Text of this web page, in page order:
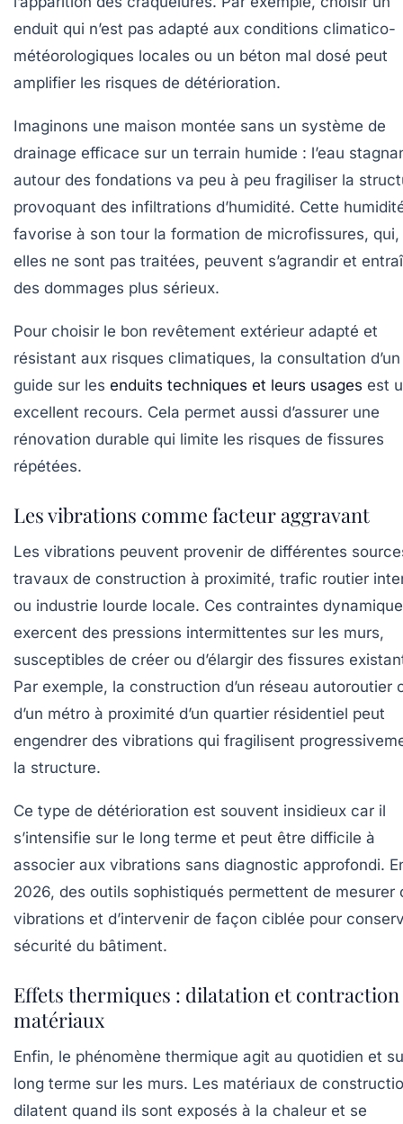
enduit qui n’est pas adapté aux conditions climatico-
météorologiques locales ou un béton mal dosé peut
amplifier les risques de détérioration.
Imaginons une maison montée sans un système de
drainage efficace sur un terrain humide : l’eau
autour des fondations va peu à peu fragiliser la
provoquant des infiltrations d’humidité. Cette
favorise à son tour la formation de microfissures, qui,
elles ne sont pas traitées, peuvent s’agrandir et
des dommages plus sérieux.
Pour choisir le bon revêtement extérieur adapté et
résistant aux risques climatiques, la consultation d’un
guide sur les enduits techniques et leurs usages est
excellent recours. Cela permet aussi d’assurer une
rénovation durable qui limite les risques de fissures
répétées.
Les vibrations comme facteur aggravant
Les vibrations peuvent provenir de différentes
travaux de construction à proximité, trafic routier
ou industrie lourde locale. Ces contraintes
exercent des pressions intermittentes sur les murs,
susceptibles de créer ou d’élargir des fissures
Par exemple, la construction d’un réseau autoroutier
d’un métro à proximité d’un quartier résidentiel peut
engendrer des vibrations qui fragilisent
la structure.
Ce type de détérioration est souvent insidieux car il
s’intensifie sur le long terme et peut être difficile à
associer aux vibrations sans diagnostic approfondi.
2026, des outils sophistiqués permettent de mesurer
vibrations et d’intervenir de façon ciblée pour
sécurité du bâtiment.
Effets thermiques : dilatation et contraction
matériaux
Enfin, le phénomène thermique agit au quotidien et
long terme sur les murs. Les matériaux de
dilatent quand ils sont exposés à la chaleur et se